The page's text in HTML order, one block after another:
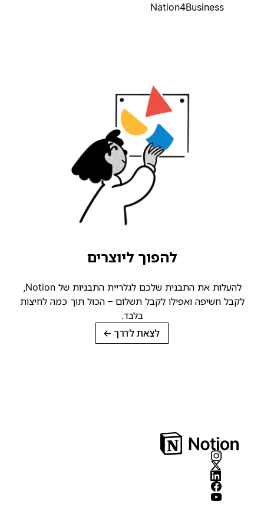
Nation4Business
להפוך ליוצרים
להעלות את התבנית שלכם לגלריית התבניות של Notion,
לקבל חשיפה ואפילו לקבל תשלום – הכול תוך כמה לחיצות
בלבד.
לצאת לדרך→